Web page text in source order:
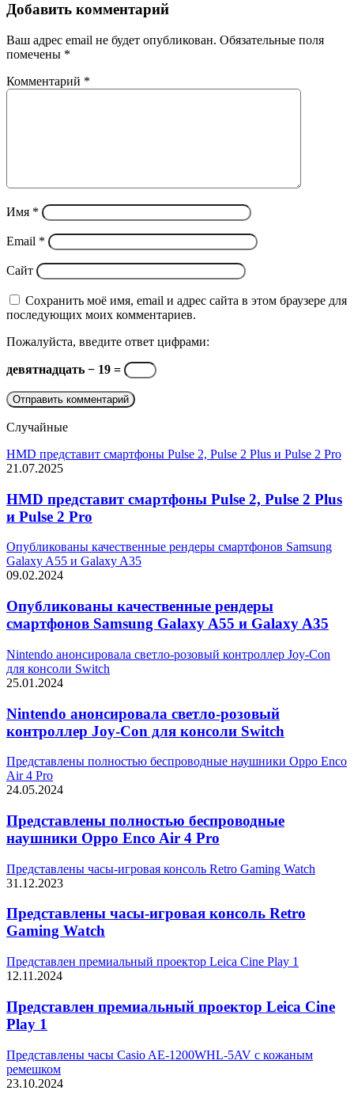
Добавить комментарий
Ваш адрес email не будет опубликован. Обязательные поля
помечены *
Комментарий *
Имя *
Email *
Сайт
Сохранить моё имя, email и адрес сайта в этом браузере для
последующих моих комментариев.
Пожалуйста, введите ответ цифрами:
девятнадцать − 19 =
Случайные
HMD представит смартфоны Pulse 2, Pulse 2 Plus и Pulse 2 Pro
21.07.2025
HMD представит смартфоны Pulse 2, Pulse 2 Plus
и Pulse 2 Pro
Опубликованы качественные рендеры смартфонов Samsung
Galaxy A55 и Galaxy A35
09.02.2024
Опубликованы качественные рендеры
смартфонов Samsung Galaxy A55 и Galaxy A35
Nintendo анонсировала светло-розовый контроллер Joy-Con
для консоли Switch
25.01.2024
Nintendo анонсировала светло-розовый
контроллер Joy-Con для консоли Switch
Представлены полностью беспроводные наушники Oppo Enco
Air 4 Pro
24.05.2024
Представлены полностью беспроводные
наушники Oppo Enco Air 4 Pro
Представлены часы-игровая консоль Retro Gaming Watch
31.12.2023
Представлены часы-игровая консоль Retro
Gaming Watch
Представлен премиальный проектор Leica Cine Play 1
12.11.2024
Представлен премиальный проектор Leica Cine
Play 1
Представлены часы Casio AE-1200WHL-5AV с кожаным
ремешком
23.10.2024